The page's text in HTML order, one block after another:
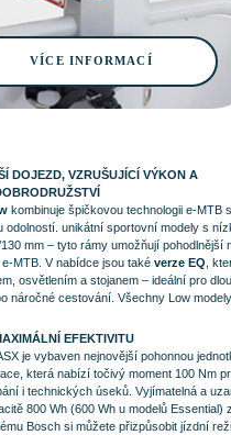
VÍCE INFORMACÍ
DOJEZD, VZRUŠUJÍCÍ VÝKON A
kombinuje špičkovou technologii e-MTB
odolností. unikátní sportovní modely s
mm – tyto rámy umožňují pohodlnější
MTB. V nabídce jsou takéverze EQ ,
osvětlením a stojanem – ideální pro
náročné cestování. Všechny Low
EFEKTIVITU
je vybaven nejnovější pohonnou
která nabízí točivý moment 100 Nm
i technických úseků. Vyjímatelná a
800 Wh (600 Wh u modelů Essential)
Bosch si můžete přizpůsobit jízdní